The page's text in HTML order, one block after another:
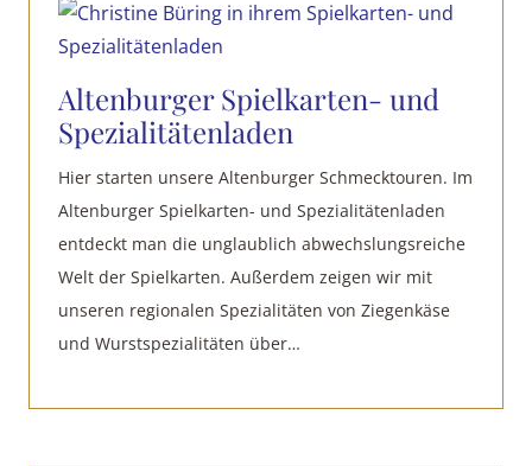
Altenburger Spielkarten- und
Spezialitätenladen
Hier starten unsere Altenburger Schmecktouren. Im
Altenburger Spielkarten- und Spezialitätenladen
entdeckt man die unglaublich abwechslungsreiche
Welt der Spielkarten. Außerdem zeigen wir mit
unseren regionalen Spezialitäten von Ziegenkäse
und Wurstspezialitäten über…